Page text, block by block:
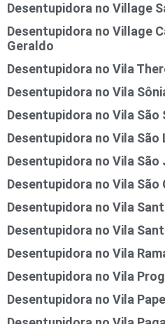
Desentupidora no Village
Desentupidora no Village
Geraldo
Desentupidora no Vila
Desentupidora no Vila
Desentupidora no Vila
Desentupidora no Vila São
Desentupidora no Vila São
Desentupidora no Vila
Desentupidora no Vila
Desentupidora no Vila
Desentupidora no Vila
Desentupidora no Vila
Desentupidora no Vila